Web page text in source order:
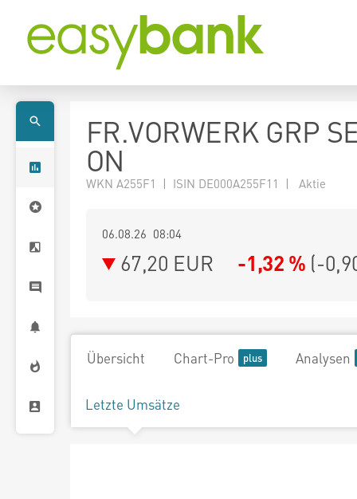
FR.VORWERK GRP
ON
WKN A255F1 | ISIN DE000A255F11 | Aktie
06.08.26 08:04
67,20 EUR -1,32 % (-
Übersicht Chart-Pro Analysen
Letzte Umsätze